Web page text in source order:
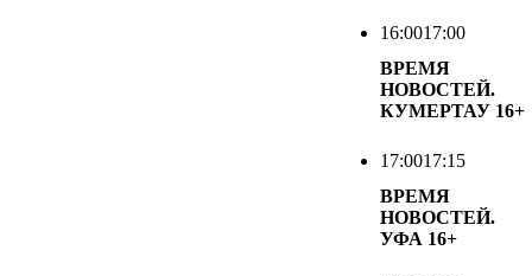
16:0017:00
ВРЕМЯ
НОВОСТЕЙ.
КУМЕРТАУ 16+
17:0017:15
ВРЕМЯ
НОВОСТЕЙ.
УФА 16+